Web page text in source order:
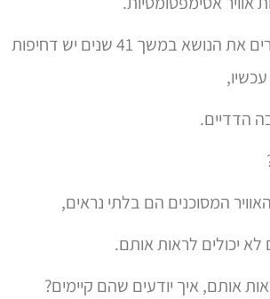
פתאום אחרי שחוקרים את הנושא במשך 41 שנים יש דחיפות
הדדיים.
המסוכנים הם בלתי נראים,
לא יכולים לראות אותם.
אותם, איך יודעים שהם קיימים?